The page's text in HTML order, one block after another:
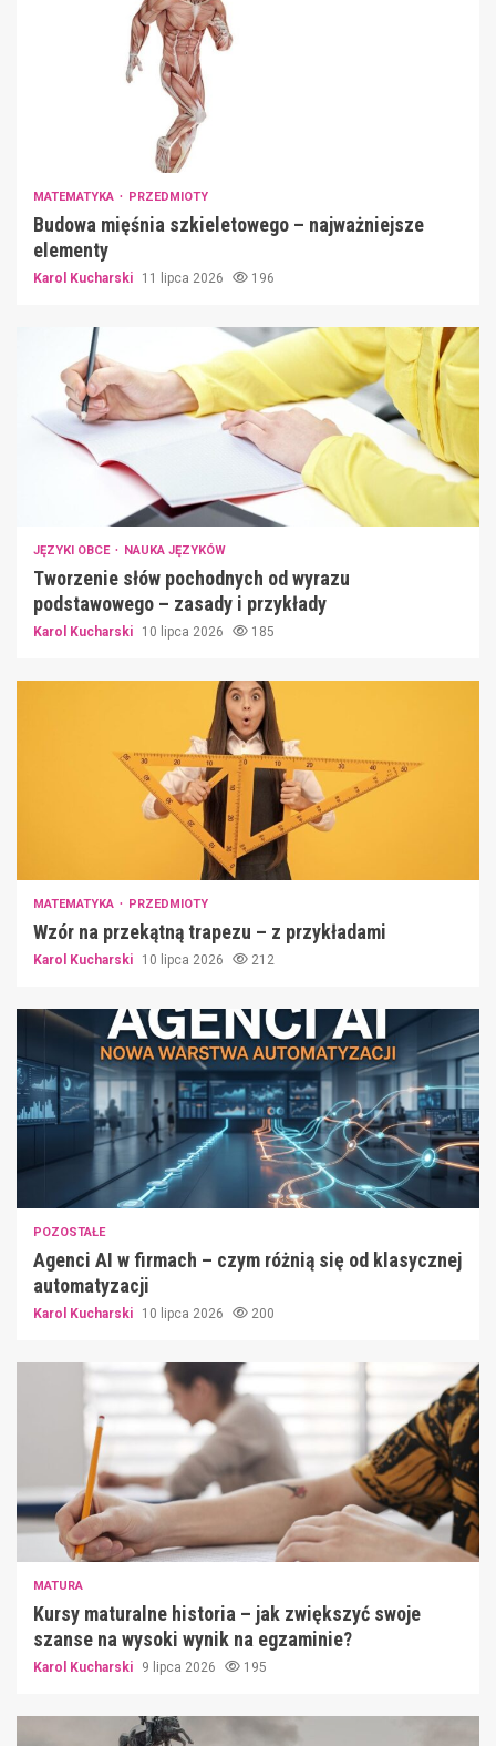
MATEMATYKA PRZEDMIOTY
Budowa mięśnia szkieletowego – najważniejsze
elementy
Karol Kucharski 11 lipca 2026 196
JĘZYKI OBCE NAUKA JĘZYKÓW
Tworzenie słów pochodnych od wyrazu
podstawowego – zasady i przykłady
Karol Kucharski 10 lipca 2026 185
MATEMATYKA PRZEDMIOTY
Wzór na przekątną trapezu – z przykładami
Karol Kucharski 10 lipca 2026 212
POZOSTAŁE
Agenci AI w firmach – czym różnią się od klasycznej
automatyzacji
Karol Kucharski 10 lipca 2026 200
MATURA
Kursy maturalne historia – jak zwiększyć swoje
szanse na wysoki wynik na egzaminie?
Karol Kucharski 9 lipca 2026 195